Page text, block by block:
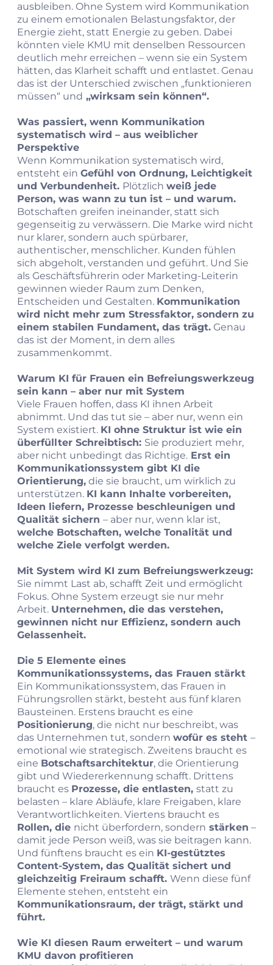
ausbleiben. Ohne System wird Kommunikation
zu einem emotionalen Belastungsfaktor, der
Energie zieht, statt Energie zu geben. Dabei
könnten viele KMU mit denselben Ressourcen
deutlich mehr erreichen – wenn sie ein System
hätten, das Klarheit schafft und entlastet. Genau
das ist der Unterschied zwischen „funktionieren
müssen“ und „wirksam sein können“.
Was passiert, wenn Kommunikation
systematisch wird – aus weiblicher
Perspektive
Wenn Kommunikation systematisch wird,
entsteht ein Gefühl von Ordnung, Leichtigkeit
und Verbundenheit. Plötzlich weiß jede
Person, was wann zu tun ist – und warum.
Botschaften greifen ineinander, statt sich
gegenseitig zu verwässern. Die Marke wird nicht
nur klarer, sondern auch spürbarer,
authentischer, menschlicher. Kunden fühlen
sich abgeholt, verstanden und geführt. Und Sie
als Geschäftsführerin oder Marketing‑Leiterin
gewinnen wieder Raum zum Denken,
Entscheiden und Gestalten. Kommunikation
wird nicht mehr zum Stressfaktor, sondern zu
einem stabilen Fundament, das trägt. Genau
das ist der Moment, in dem alles
zusammenkommt.
Warum KI für Frauen ein Befreiungswerkzeug
sein kann – aber nur mit System
Viele Frauen hoffen, dass KI ihnen Arbeit
abnimmt. Und das tut sie – aber nur, wenn ein
System existiert. KI ohne Struktur ist wie ein
überfüllter Schreibtisch: Sie produziert mehr,
aber nicht unbedingt das Richtige. Erst ein
Kommunikationssystem gibt KI die
Orientierung, die sie braucht, um wirklich zu
unterstützen. KI kann Inhalte vorbereiten,
Ideen liefern, Prozesse beschleunigen und
Qualität sichern – aber nur, wenn klar ist,
welche Botschaften, welche Tonalität und
welche Ziele verfolgt werden.
Mit System wird KI zum Befreiungswerkzeug:
Sie nimmt Last ab, schafft Zeit und ermöglicht
Fokus. Ohne System erzeugt sie nur mehr
Arbeit. Unternehmen, die das verstehen,
gewinnen nicht nur Effizienz, sondern auch
Gelassenheit.
Die 5 Elemente eines
Kommunikationssystems, das Frauen stärkt
Ein Kommunikationssystem, das Frauen in
Führungsrollen stärkt, besteht aus fünf klaren
Bausteinen. Erstens braucht es eine
Positionierung, die nicht nur beschreibt, was
das Unternehmen tut, sondern wofür es steht –
emotional wie strategisch. Zweitens braucht es
eine Botschaftsarchitektur, die Orientierung
gibt und Wiedererkennung schafft. Drittens
braucht es Prozesse, die entlasten, statt zu
belasten – klare Abläufe, klare Freigaben, klare
Verantwortlichkeiten. Viertens braucht es
Rollen, die nicht überfordern, sondern stärken –
damit jede Person weiß, was sie beitragen kann.
Und fünftens braucht es ein KI‑gestütztes
Content‑System, das Qualität sichert und
gleichzeitig Freiraum schafft. Wenn diese fünf
Elemente stehen, entsteht ein
Kommunikationsraum, der trägt, stärkt und
führt.
Wie KI diesen Raum erweitert – und warum
KMU davon profitieren